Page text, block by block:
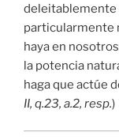
deleitablemente
particularmente
haya en
la potencia
haga que actúe
II, q.23, a.2, resp.)